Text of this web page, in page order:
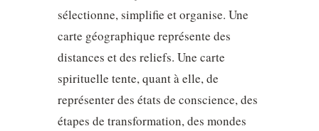
sélectionne, simplifie et organise. Une
carte géographique représente des
distances et des reliefs. Une carte
spirituelle tente, quant à elle, de
représenter des états de conscience, des
étapes de transformation, des mondes